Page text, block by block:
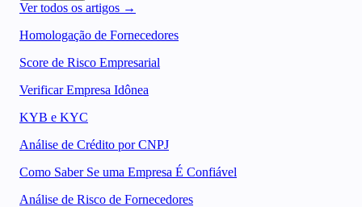
Ver todos os artigos →
Homologação de Fornecedores
Score de Risco Empresarial
Verificar Empresa Idônea
KYB e KYC
Análise de Crédito por CNPJ
Como Saber Se uma Empresa É Confiável
Análise de Risco de Fornecedores